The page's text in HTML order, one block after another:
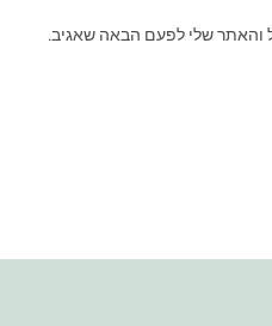
והאתר שלי לפעם הבאה שאגיב.